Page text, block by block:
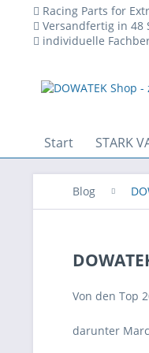
Racing Parts for
Versandfertig in 48
individuelle
Start STARK
Blog
technischen Betrieb
Von den Top
darunter